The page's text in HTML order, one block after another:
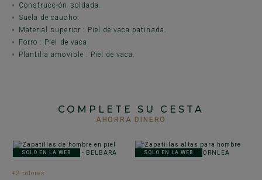
Construcción soldada.
Suela de caucho.
Material superior : Piel de vaca patinada.
Forro : Piel de vaca.
Plantilla amovible : Piel de vaca.
COMPLETE SU CESTA
AHORRA DINERO
SOLO EN LA WEB
+2 colores
SOLO EN LA WEB